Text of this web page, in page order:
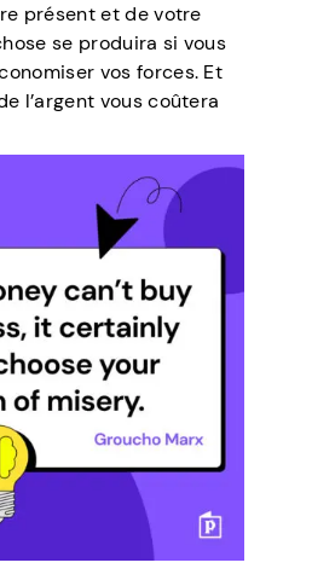
présent et de votre
se produira si vous
vos forces. Et
l’argent vous coûtera